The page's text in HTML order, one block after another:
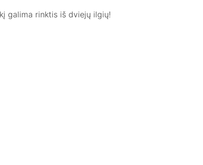
galima rinktis iš dviejų ilgių!